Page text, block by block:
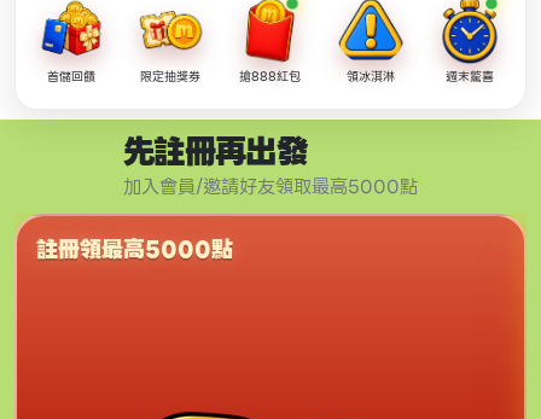
首儲回饋 限定抽獎券 搶888紅包 領冰淇淋 週末驚喜
先註冊再出發
加入會員/邀請好友領取最高5000點
註冊領最高5000點